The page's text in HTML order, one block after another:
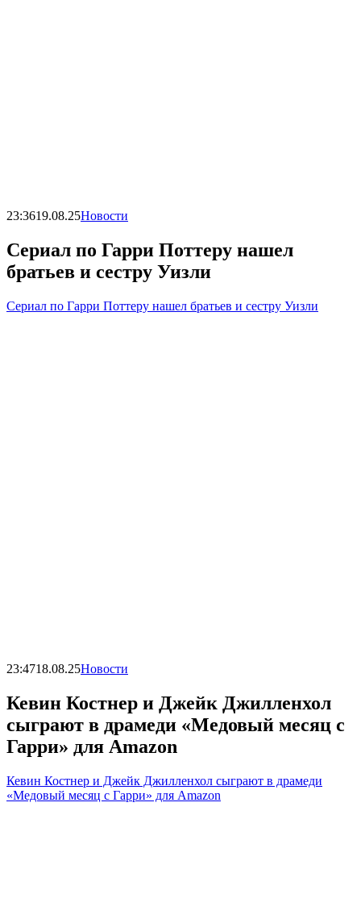
23:3619.08.25Новости
Сериал по Гарри Поттеру нашел
братьев и сестру Уизли
Сериал по Гарри Поттеру нашел братьев и сестру Уизли
23:4718.08.25Новости
Кевин Костнер и Джейк Джилленхол
сыграют в драмеди «Медовый месяц с
Гарри» для Amazon
Кевин Костнер и Джейк Джилленхол сыграют в драмеди
«Медовый месяц с Гарри» для Amazon